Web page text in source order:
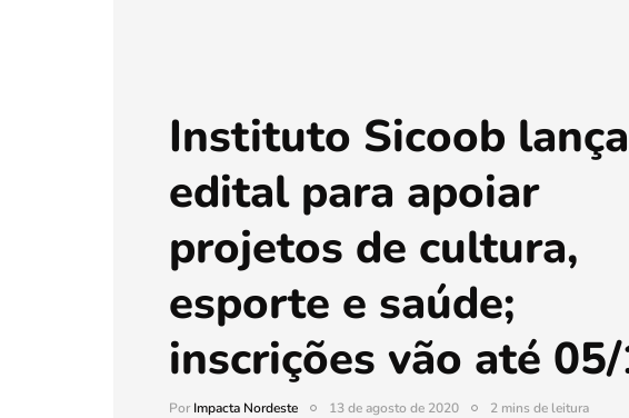
Instituto Sicoob lança
edital para apoiar
projetos de cultura,
esporte e saúde;
inscrições vão até
PorImpacta Nordeste 13 de agosto de 2020 2 mins de leitura